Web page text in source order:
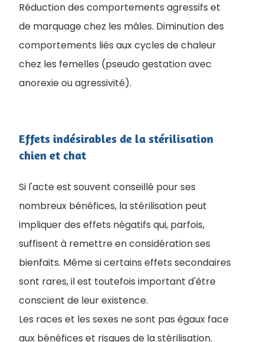
Réduction des comportements agressifs et
de marquage chez les mâles. Diminution des
comportements liés aux cycles de chaleur
chez les femelles (pseudo gestation avec
anorexie ou agressivité).
Effets indésirables de la stérilisation
chien et chat
Si l'acte est souvent conseillé pour ses
nombreux bénéfices, la stérilisation peut
impliquer des effets négatifs qui, parfois,
suffisent à remettre en considération ses
bienfaits. Même si certains effets secondaires
sont rares, il est toutefois important d'être
conscient de leur existence.
Les races et les sexes ne sont pas égaux face
aux bénéfices et risques de la stérilisation.